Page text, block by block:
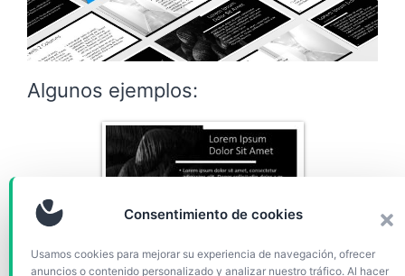
Consentimiento de cookies
Usamos cookies para mejorar su experiencia de navegación, ofrecer
anuncios o contenido personalizado y analizar nuestro tráfico. Al hacer
Algunos ejemplos: